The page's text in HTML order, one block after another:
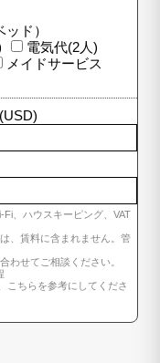
ド）
電気代(2人)
メイドサービス
、ハウスキーピング、VAT
、賃料に含まれません。管
わせてご相談ください。
こちらを参考にしてくださ